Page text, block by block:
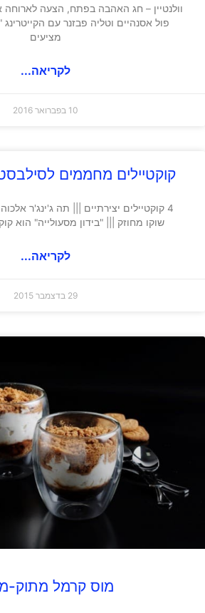
וולנטיין – חג האהבה בפתח, הצעה
מציעים
לקריאה...
10 בפברואר 2016
קוקטיילים מחממים
4 קוקטיילים יצירתיים ||| תה ג'ינג'ר
שוקו מחוזק ||| "בידון מסעולייה" הוא
לקריאה...
29 בדצמבר 2015
מוס קרמל מתוק-